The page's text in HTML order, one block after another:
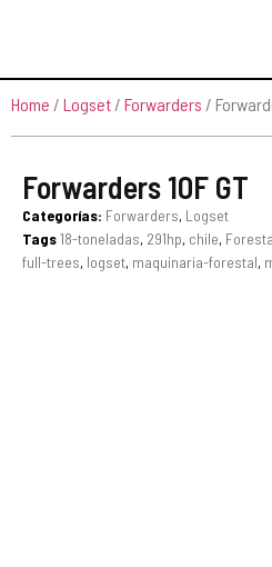
Home / Logset / Forwarders /
Forwarders 10F GT
Categorías: Forwarders, Logset
Tags18-toneladas, 291hp, chile,
full-trees, logset, maquinaria-forestal,